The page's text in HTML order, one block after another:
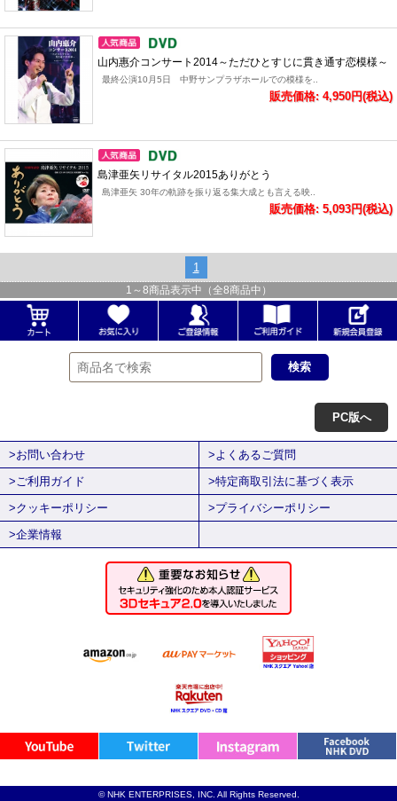
山内惠介コンサート2014～ただひとすじに貫き通す恋模様～
最終公演10月5日 中野サンプラザホールでの模様を..
販売価格: 4,950円(税込)
島津亜矢リサイタル2015ありがとう
島津亜矢 30年の軌跡を振り返る集大成とも言える映..
販売価格: 5,093円(税込)
1
1 ～ 8商品表示中（全8商品中）
PC版へ
>お問い合わせ
>よくあるご質問
>ご利用ガイド
>特定商取引法に基づく表示
>クッキーポリシー
>プライバシーポリシー
>企業情報
© NHK ENTERPRISES, INC. All Rights Reserved.